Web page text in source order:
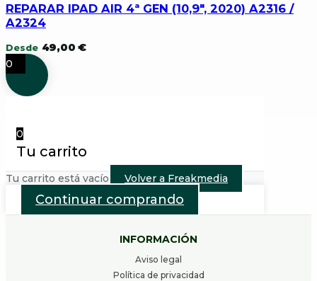
REPARAR IPAD AIR 4ª GEN (10,9″, 2020) A2316 /
A2324
Desde 49,00 €
0
0
Tu carrito
Tu carrito está vacío Volver a Freakmedia
Continuar comprando
INFORMACIÓN
Aviso legal
Política de privacidad